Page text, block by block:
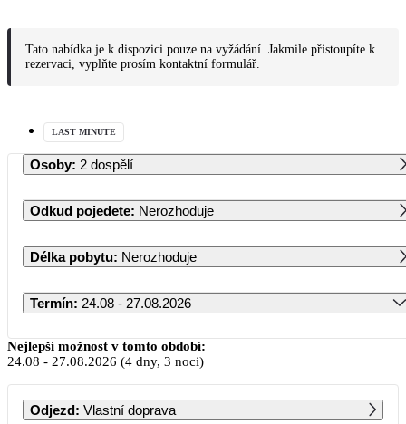
Tato nabídka je k dispozici pouze na vyžádání. Jakmile přistoupíte k
rezervaci, vyplňte prosím kontaktní formulář.
LAST MINUTE
Osoby: 2 dospělí
Odkud pojedete: Nerozhoduje
Délka pobytu: Nerozhoduje
Termín: 24.08 - 27.08.2026
Srpen 2026
PO ÚT ST ČT PÁ SO NE
Nejlepší možnost v tomto období:
24.08 - 27.08.2026 (4 dny, 3 noci)
Odjezd: Vlastní doprava